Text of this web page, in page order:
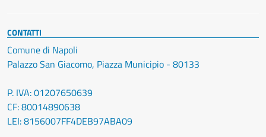
CONTATTI
Comune di Napoli
Palazzo San Giacomo, Piazza Municipio - 80133
P. IVA: 01207650639
CF: 80014890638
LEI: 8156007FF4DEB97ABA09